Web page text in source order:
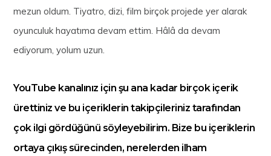
mezun oldum. Tiyatro, dizi, film birçok projede yer alarak
oyunculuk hayatıma devam ettim. Hâlâ da devam
ediyorum, yolum uzun.
YouTube kanalınız için şu ana kadar birçok içerik
ürettiniz ve bu içeriklerin takipçileriniz tarafından
çok ilgi gördüğünü söyleyebilirim. Bize bu içeriklerin
ortaya çıkış sürecinden, nerelerden ilham